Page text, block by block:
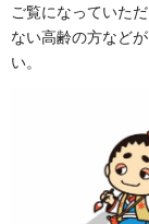
ご覧になっていた
ない高齢の方など
い。